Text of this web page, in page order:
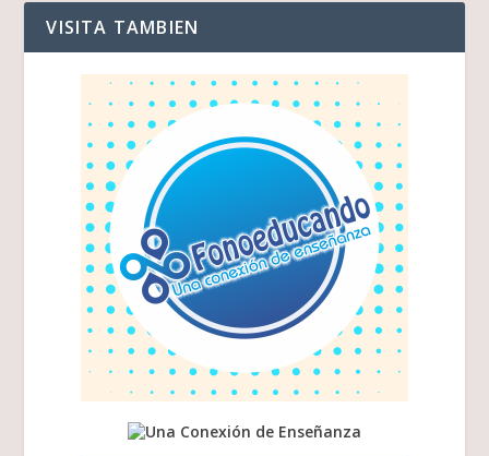
VISITA TAMBIEN